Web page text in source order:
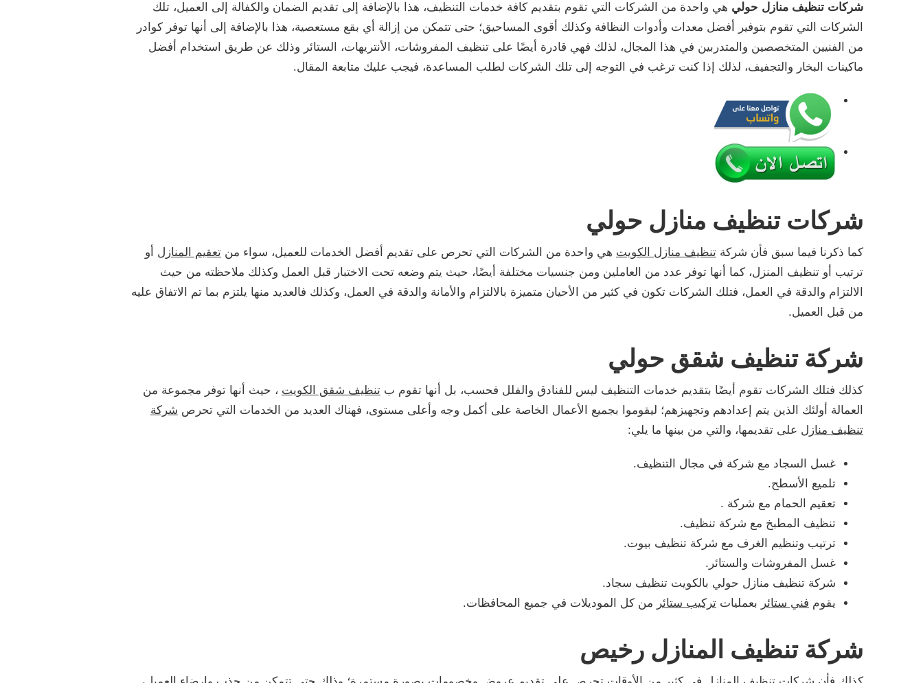
شركات تنظيف منازل حولي هي واحدة من الشركات التي تقوم بتقديم كافة خدمات التنظيف، هذا بالإضافة إلى تقديم الضمان والكفالة إلى العميل، تلك
الشركات التي تقوم بتوفير أفضل معدات وأدوات النظافة وكذلك أقوى المساحيق؛ حتى تتمكن من إزالة أي بقع مستعصية، هذا بالإضافة إلى أنها توفر كوادر
من الفنيين المتخصصين والمتدربين في هذا المجال، لذلك فهي قادرة أيضًا على تنظيف المفروشات، الأنتريهات، الستائر وذلك عن طريق استخدام أفضل
ماكينات البخار والتجفيف، لذلك إذا كنت ترغب في التوجه إلى تلك الشركات لطلب المساعدة، فيجب عليك متابعة المقال.
شركات تنظيف منازل حولي
كما ذكرنا فيما سبق فأن شركة تنظيف منازل الكويت هي واحدة من الشركات التي تحرص على تقديم أفضل الخدمات للعميل، سواء من تعقيم المنازل أو
ترتيب أو تنظيف المنزل، كما أنها توفر عدد من العاملين ومن جنسيات مختلفة أيضًا، حيث يتم وضعه تحت الاختبار قبل العمل وكذلك ملاحظته من حيث
الالتزام والدقة في العمل، فتلك الشركات تكون في كثير من الأحيان متميزة بالالتزام والأمانة والدقة في العمل، وكذلك فالعديد منها يلتزم بما تم الاتفاق عليه
من قبل العميل.
شركة تنظيف شقق حولي
كذلك فتلك الشركات تقوم أيضًا بتقديم خدمات التنظيف ليس للفنادق والفلل فحسب، بل أنها تقوم ب تنظيف شقق الكويت ، حيث أنها توفر مجموعة من
العمالة أولئك الذين يتم إعدادهم وتجهيزهم؛ ليقوموا بجميع الأعمال الخاصة على أكمل وجه وأعلى مستوى، فهناك العديد من الخدمات التي تحرص شركة
تنظيف منازل على تقديمها، والتي من بينها ما يلي:
غسل السجاد مع شركة في مجال التنظيف.
تلميع الأسطح.
تعقيم الحمام مع شركة .
تنظيف المطبخ مع شركة تنظيف.
ترتيب وتنظيم الغرف مع شركة تنظيف بيوت.
غسل المفروشات والستائر.
شركة تنظيف منازل حولي بالكويت تنظيف سجاد.
يقوم فني ستائر بعمليات تركيب ستائر من كل الموديلات في جميع المحافظات.
شركة تنظيف المنازل رخيص